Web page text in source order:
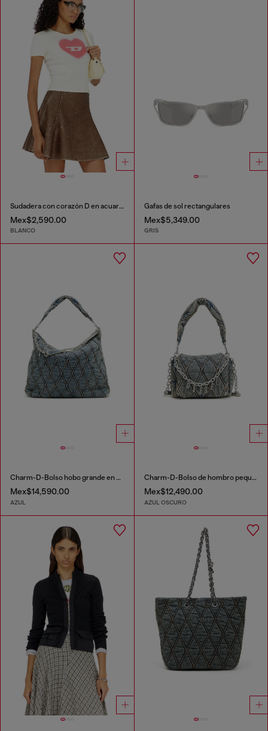
Sudadera con corazón D en acuarela
Mex$2,590.00
BLANCO
Gafas de sol rectangulares
Mex$5,349.00
GRIS
Charm-D-Bolso hobo grande en denim acolchado con motivo argyle
Mex$14,590.00
AZUL
Charm-D-Bolso de hombro pequeño de denim acolchado
Mex$12,490.00
AZUL OSCURO